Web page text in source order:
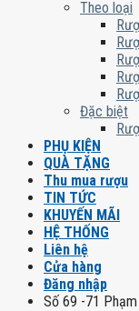
Theo loại
Đặc biệt
PHỤ KIỆN
QUÀ TẶNG
Thu mua rượu
TIN TỨC
KHUYẾN MÃI
HỆ THỐNG
Liên hệ
Cửa hàng
Đăng nhập
Số 69 -71 Phạm